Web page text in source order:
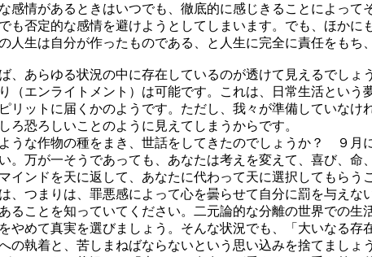
感情があるときはいつでも、徹底的に感じきることによっ
も否定的な感情を避けようとしてしまいます。でも、ほか
人生は自分が作ったものである、と人生に完全に責任を
、あらゆる状況の中に存在しているのが透けて見えるでし
（エンライトメント）は可能です。これは、日常生活とい
リットに届くかのようです。ただし、我々が準備していな
しろ恐ろしいことのように見えてしまうからです。
うな作物の種をまき、世話をしてきたのでしょうか？ ９月
。万が一そうであっても、あなたは考えを変えて、喜び、
インドを天に返して、あなたに代わって天に選択してもら
、つまりは、罪悪感によって心を曇らせて自分に罰を与え
ることを知っていてください。二元論的な分離の世界での
やめて真実を選びましょう。そんな状況でも、「大いなる
の執着と、苦しまねばならないという思い込みを捨てまし